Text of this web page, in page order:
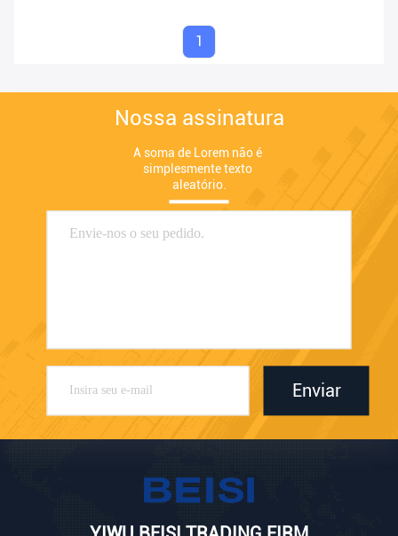
1
Nossa assinatura
A soma de Lorem não é
simplesmente texto
aleatório.
Enviar